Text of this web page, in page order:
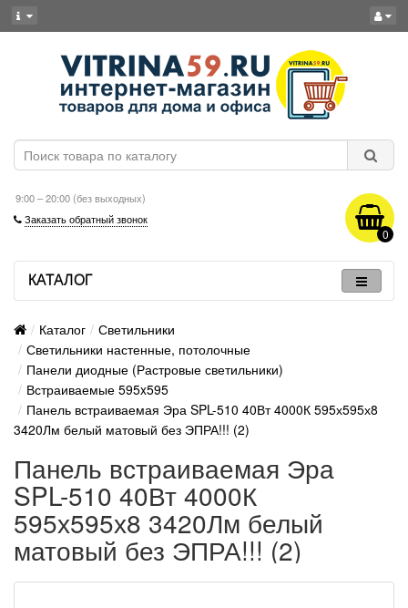
9:00 – 20:00 (без выходных)
Заказать обратный звонок
0
КАТАЛОГ
Каталог
Светильники
Светильники настенные, потолочные
Панели диодные (Растровые светильники)
Встраиваемые 595x595
Панель встраиваемая Эра SPL-510 40Вт 4000К 595х595х8
3420Лм белый матовый без ЭПРА!!! (2)
Панель встраиваемая Эра
SPL-510 40Вт 4000К
595х595х8 3420Лм белый
матовый без ЭПРА!!! (2)